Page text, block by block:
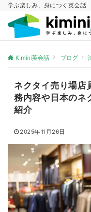
学ぶ楽しみ、身につく英会話
Kimini英会話 ブログ
ネクタイ売り場店
務内容や日本のネ
紹介
2025年11月26日